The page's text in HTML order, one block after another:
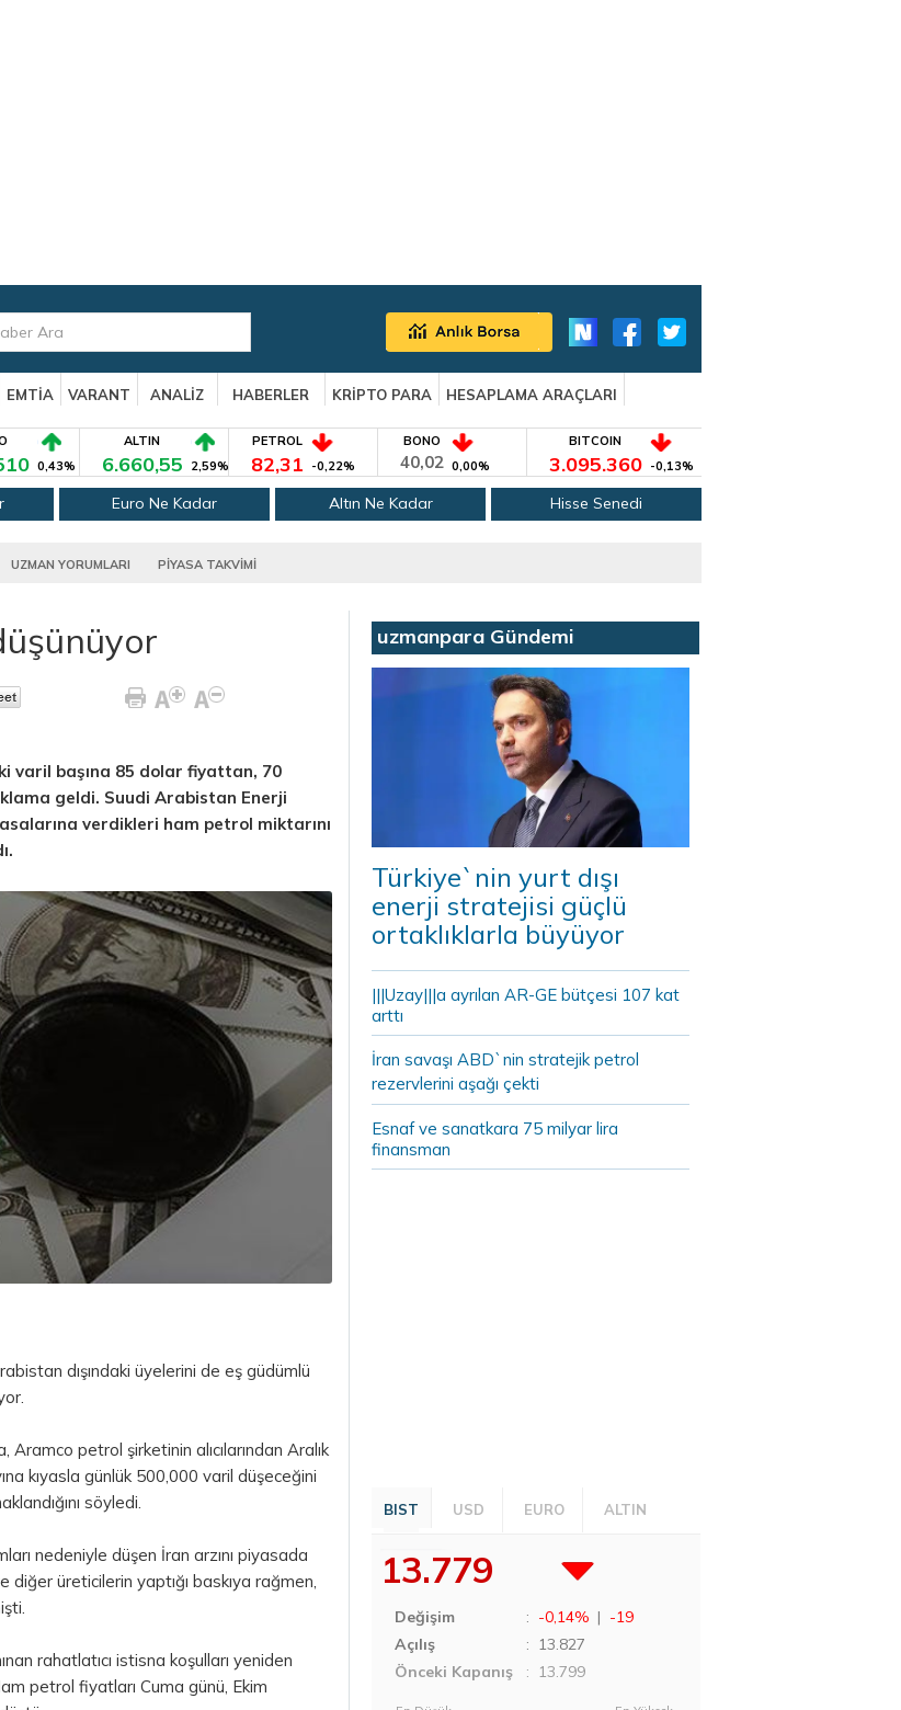
EMTİA VARANT ANALİZ HABERLER KRİPTO PARA
HESAPLAMA ARAÇLARI
0,43%
ALTIN
6.660,55 2,59%
PETROL
82,31 -0,22%
BONO
40,02 0,00%
BITCOIN
3.095.360 -0,13%
Euro Ne Kadar Altın Ne Kadar Hisse Senedi
UZMAN YORUMLARI PİYASA TAKVİMİ
varil başına 85 dolar fiyattan, 70
geldi. Suudi Arabistan Enerji
verdikleri ham petrol miktarını
dışındaki üyelerini de eş güdümlü
petrol şirketinin alıcılarından Aralık
kıyasla günlük 500,000 varil düşeceğini
söyledi.
nedeniyle düşen İran arzını piyasada
üreticilerin yaptığı baskıya rağmen,
rahatlatıcı istisna koşulları yeniden
petrol fiyatları Cuma günü, Ekim
uzmanpara Gündemi
Türkiye`nin yurt dışı
enerji stratejisi güçlü
ortaklıklarla büyüyor
|||Uzay|||a ayrılan AR-GE bütçesi 107 kat
arttı
İran savaşı ABD`nin stratejik petrol
rezervlerini aşağı çekti
Esnaf ve sanatkara 75 milyar lira
finansman
BIST USD EURO ALTIN
13.779
Değişim : -0,14% | -19
Açılış
: 13.827
Önceki Kapanış
: 13.799